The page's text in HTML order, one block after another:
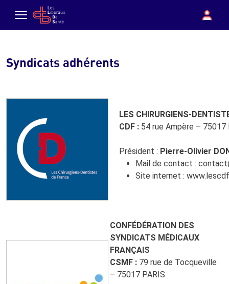
Aller au contenu principal
Menu
boutique
Syndicats adhérents
LES CHIRURGIENS-
CDF : 54 rue Ampère – 75017
Président : Pierre-Olivier
Mail de contact :
Site internet :
CONFÉDÉRATION DES
SYNDICATS MÉDICAUX
FRANÇAIS
CSMF : 79 rue de Tocqueville
– 75017 PARIS